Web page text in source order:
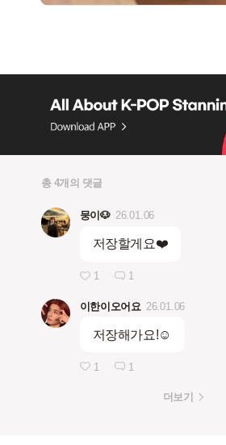
총 4개의 댓글
뭉이🐶 26.01.06
저장할게요❤️
1 1
이한이오어요 26.01.06
저장해가요!☺️
1 1
더보기